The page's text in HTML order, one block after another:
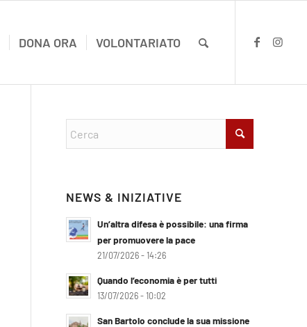
DONA ORA VOLONTARIATO
NEWS & INIZIATIVE
Un’altra difesa è possibile: una firma
per promuovere la pace
21/07/2026 - 14:26
Quando l’economia è per tutti
13/07/2026 - 10:02
San Bartolo conclude la sua missione